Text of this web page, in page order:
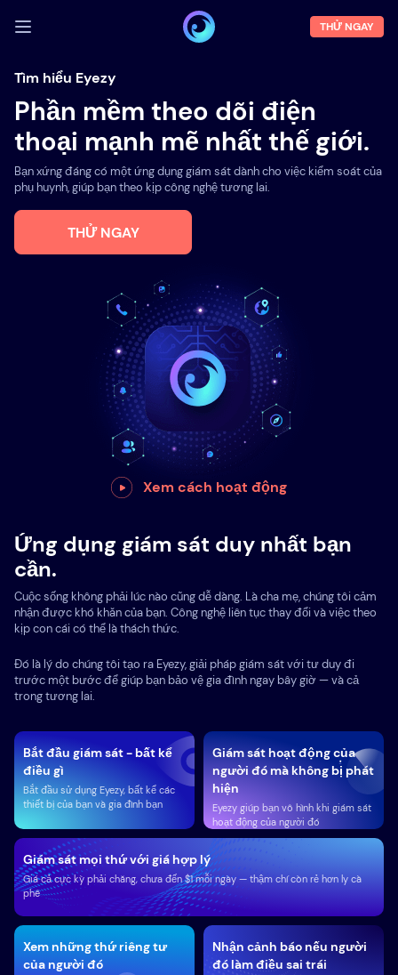
ĐĂNG NHẬP
Demo
Tính năng
Về chúng tôi
Blog
THỬ NGAY
Tìm hiểu Eyezy
Phần mềm theo dõi điện
thoại mạnh mẽ nhất thế giới.
Bạn xứng đáng có một ứng dụng giám sát dành cho việc kiểm soát của
phụ huynh, giúp bạn theo kịp công nghệ tương lai.
THỬ NGAY
Xem cách hoạt động
Ứng dụng giám sát duy nhất bạn
cần.
Cuộc sống không phải lúc nào cũng dễ dàng. Là cha mẹ, chúng tôi cảm
nhận được khó khăn của bạn. Công nghệ liên tục thay đổi và việc theo
kịp con cái có thể là thách thức.
Đó là lý do chúng tôi tạo ra Eyezy, giải pháp giám sát với tư duy đi
trước một bước để giúp bạn bảo vệ gia đình ngay bây giờ — và cả
trong tương lai.
Bắt đầu giám sát - bất kể
điều gì
Bắt đầu sử dụng Eyezy, bất kể các
thiết bị của bạn và gia đình bạn
Giám sát hoạt động của
người đó mà không bị phát
hiện
Eyezy giúp bạn vô hình khi giám sát
hoạt động của người đó
Xem những thứ riêng tư
của người đó
Giám sát mọi thứ với giá hợp lý
Giá cả cực kỳ phải chăng, chưa đến $1 mỗi ngày — thậm chí còn rẻ hơn ly cà
phê
Nhận cảnh báo nếu người
đó làm điều sai trái